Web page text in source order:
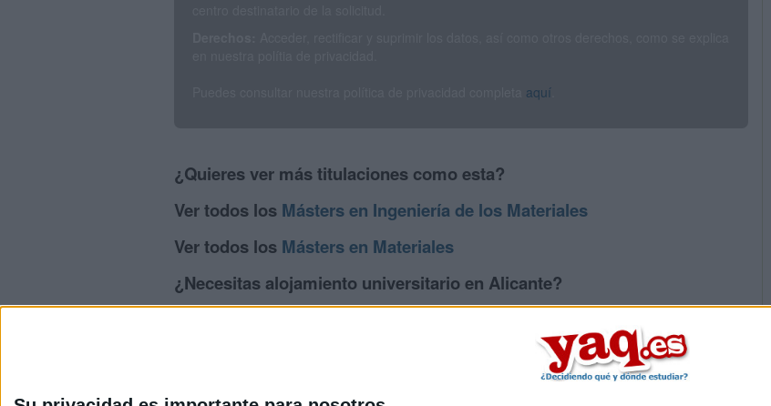
aquí
¿Quieres ver más titulaciones como esta?
Ver todos los Másters en Ingeniería de los Materiales
Ver todos los Másters en Materiales
¿Necesitas alojamiento universitario en Alicante?
>> Residencias de estudiantes y colegios mayores en Alicante